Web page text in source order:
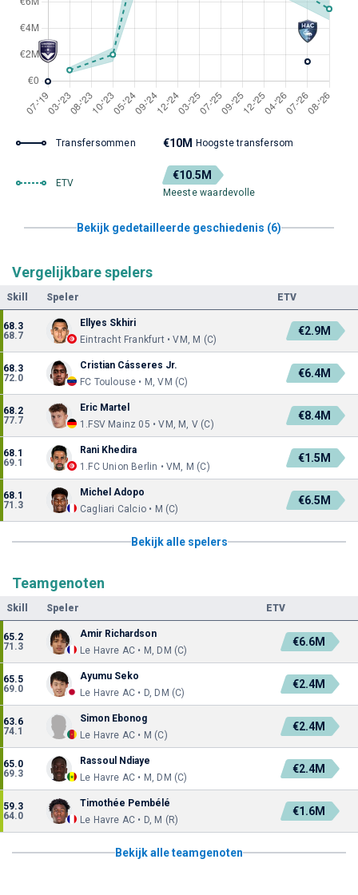
Transfersommen €10M Hoogste transfersom
ETV
€10.5M
Meeste waardevolle
Bekijk gedetailleerde geschiedenis (6)
Vergelijkbare spelers
Skill Speler ETV
68.3
68.7
Ellyes Skhiri
Eintracht Frankfurt • VM, M (C)
€2.9M
68.3
72.0
Cristian Cásseres Jr.
FC Toulouse • M, VM (C)
€6.4M
68.2
77.7
Eric Martel
1.FSV Mainz 05 • VM, M, V (C)
€8.4M
68.1
69.1
Rani Khedira
1.FC Union Berlin • VM, M (C)
€1.5M
68.1
71.3
Michel Adopo
Cagliari Calcio • M (C)
€6.5M
Bekijk alle spelers
Teamgenoten
Skill Speler ETV
65.2
71.3
Amir Richardson
Le Havre AC • M, DM (C)
€6.6M
65.5
69.0
Ayumu Seko
Le Havre AC • D, DM (C)
€2.4M
63.6
74.1
Simon Ebonog
Le Havre AC • M (C)
€2.4M
65.0
69.3
Rassoul Ndiaye
Le Havre AC • M, DM (C)
€2.4M
59.3
64.0
Timothée Pembélé
Le Havre AC • D, M (R)
€1.6M
Bekijk alle teamgenoten